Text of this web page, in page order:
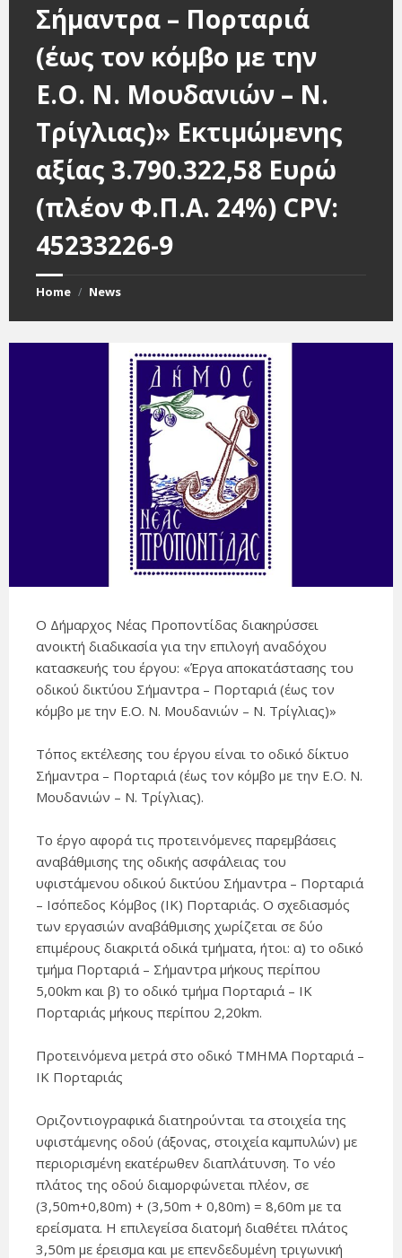
Σήμαντρα – Πορταριά
(έως τον κόμβο με την
Ε.Ο. Ν. Μουδανιών – Ν.
Τρίγλιας)» Εκτιμώμενης
αξίας 3.790.322,58 Ευρώ
(πλέον Φ.Π.Α. 24%) CPV:
45233226-9
Home / News
Ο Δήμαρχος Νέας Προποντίδας διακηρύσσει
ανοικτή διαδικασία για την επιλογή αναδόχου
κατασκευής του έργου: «Έργα αποκατάστασης του
οδικού δικτύου Σήμαντρα – Πορταριά (έως τον
κόμβο με την Ε.Ο. Ν. Μουδανιών – Ν. Τρίγλιας)»
Τόπος εκτέλεσης του έργου είναι το οδικό δίκτυο
Σήμαντρα – Πορταριά (έως τον κόμβο με την Ε.Ο. Ν.
Μουδανιών – Ν. Τρίγλιας).
Το έργο αφορά τις προτεινόμενες παρεμβάσεις
αναβάθμισης της οδικής ασφάλειας του
υφιστάμενου οδικού δικτύου Σήμαντρα – Πορταριά
– Ισόπεδος Κόμβος (ΙΚ) Πορταριάς. Ο σχεδιασμός
των εργασιών αναβάθμισης χωρίζεται σε δύο
επιμέρους διακριτά οδικά τμήματα, ήτοι: α) το οδικό
τμήμα Πορταριά – Σήμαντρα μήκους περίπου
5,00km και β) το οδικό τμήμα Πορταριά – ΙΚ
Πορταριάς μήκους περίπου 2,20km.
Προτεινόμενα μετρά στο οδικό ΤΜΗΜΑ Πορταριά –
ΙΚ Πορταριάς
Οριζοντιογραφικά διατηρούνται τα στοιχεία της
υφιστάμενης οδού (άξονας, στοιχεία καμπυλών) με
περιορισμένη εκατέρωθεν διαπλάτυνση. Το νέο
πλάτος της οδού διαμορφώνεται πλέον, σε
(3,50m+0,80m) + (3,50m + 0,80m) = 8,60m με τα
ερείσματα. Η επιλεγείσα διατομή διαθέτει πλάτος
3,50m με έρεισμα και με επενδεδυμένη τριγωνική